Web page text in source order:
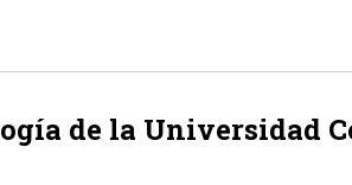
de la Universidad